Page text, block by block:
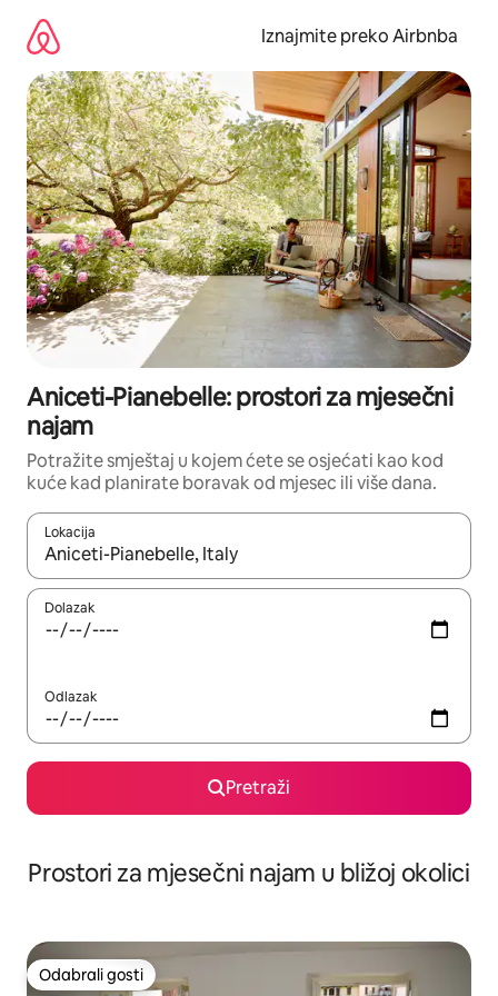
sadržaj
Iznajmite preko Airbnba
Aniceti-Pianebelle: prostori za mjesečni
najam
Potražite smještaj u kojem ćete se osjećati kao kod
kuće kad planirate boravak od mjesec ili više dana.
Lokacija
Kada budu dostupni rezultati, moći ćete ih pregledati
Dolazak
Odlazak
Pretraži
Prostori za mjesečni najam u bližoj okolici
Odabrali gosti
Odabrali gosti